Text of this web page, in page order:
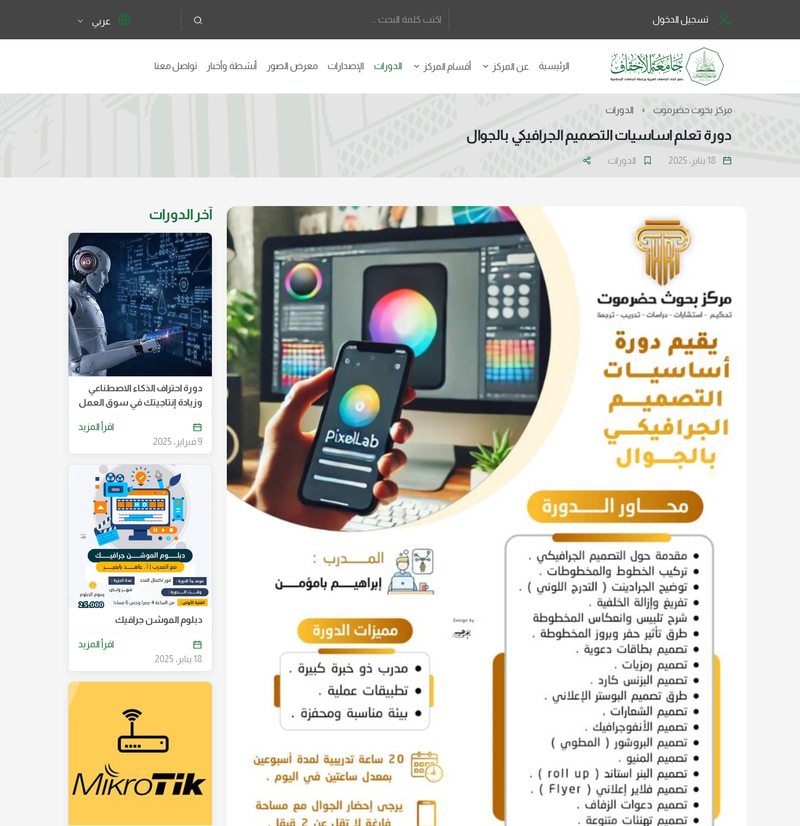
تسجيل الدخول عربي
الرئيسية عن المركز أقسام المركز الدورات الإصدارات معرض الصور أنشطة وأخبار تواصل معنا
مركز بحوث حضرموت الدورات
دورة تعلم اساسيات التصميم الجرافيكي بالجوال
18 يناير، 2025 الدورات
آخر الدورات
دورة احتراف الذكاء الاصطناعي
وزيادة إنتاجيتك في سوق العمل
9 فبراير، 2025
اقرأ المزيد
دبلوم الموشن جرافيك
18 يناير، 2025
اقرأ المزيد